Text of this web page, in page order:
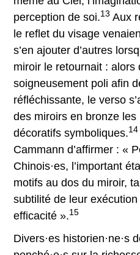
perception de soi.13 Aux
le reflet du visage
s’en ajouter d’autres
miroir le retournait : alors
soigneusement poli afin
réfléchissante, le verso
des miroirs en bronze
décoratifs symboliques.14
Cammann d’affirmer : «
Chinois·es, l’important
motifs au dos du miroir,
subtilité de leur
efficacité ».15
Divers·es historien·ne·s